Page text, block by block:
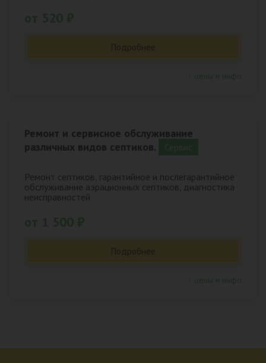
Подробнее
Ремонт и сервисное обслуживание
различных видов септиков.
Ремонт септиков, гарантийное и послегарантийное
обслуживание аэрационных септиков, диагностика
неисправностей
Подробнее